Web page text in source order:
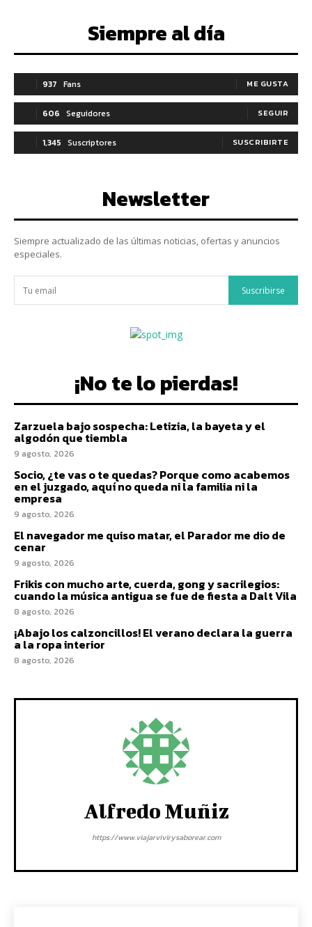
Siempre al día
937 Fans ME GUSTA
606 Seguidores SEGUIR
1,345 Suscriptores SUSCRIBIRTE
Newsletter
Siempre actualizado de las últimas noticias, ofertas y anuncios
especiales.
Suscribirse
¡No te lo pierdas!
Zarzuela bajo sospecha: Letizia, la bayeta y el
algodón que tiembla
9 agosto, 2026
Socio, ¿te vas o te quedas? Porque como acabemos
en el juzgado, aquí no queda ni la familia ni la
empresa
9 agosto, 2026
El navegador me quiso matar, el Parador me dio de
cenar
9 agosto, 2026
Frikis con mucho arte, cuerda, gong y sacrilegios:
cuando la música antigua se fue de fiesta a Dalt Vila
8 agosto, 2026
¡Abajo los calzoncillos! El verano declara la guerra
a la ropa interior
8 agosto, 2026
Alfredo Muñiz
https://www.viajarvivirysaborear.com